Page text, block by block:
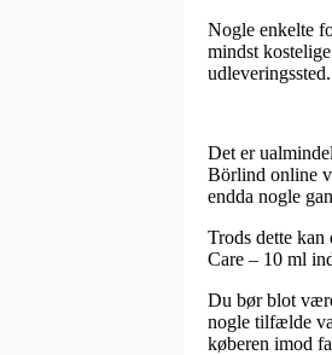
Nogle enkelte
mindst
udleveringssted.
Det er
Börlind online
endda nogle
Trods dette
Care – 10 ml
Du bør blot
nogle tilfælde
køberen imod